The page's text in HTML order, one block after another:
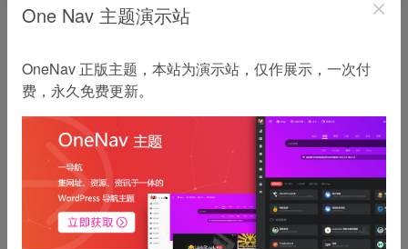
精选免费WordPress主题模板下载
One Nav 主题演示站
OneNav 正版主题，本站为演示站，仅作展示，一次付
费，永久免费更新。